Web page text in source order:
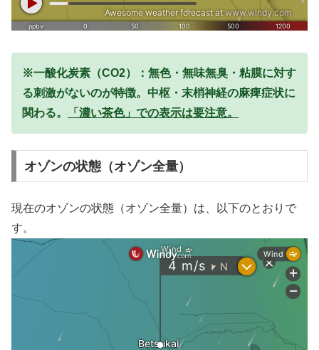
※一酸化炭素（CO2）：無色・無味無臭・粘膜に対す
る刺激がないのが特徴。中枢・末梢神経の麻痺症状に
関わる。
「濃い茶色」での表示は要注意。
オゾンの状態（オゾン全量）
現在のオゾンの状態（オゾン全量）は、以下のとおりで
す。